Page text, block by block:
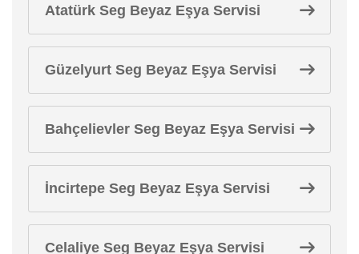
Atatürk Seg Beyaz Eşya Servisi
Güzelyurt Seg Beyaz Eşya Servisi
Bahçelievler Seg Beyaz Eşya Servisi
İncirtepe Seg Beyaz Eşya Servisi
Celaliye Seg Beyaz Eşya Servisi